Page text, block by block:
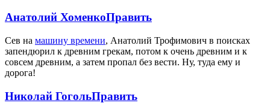
Анатолий ХоменкоПравить
Сев на машину времени, Анатолий Трофимович в поисках
запендюрил к древним грекам, потом к очень древним и к
совсем древним, а затем пропал без вести. Ну, туда ему и
дорога!
Николай ГогольПравить